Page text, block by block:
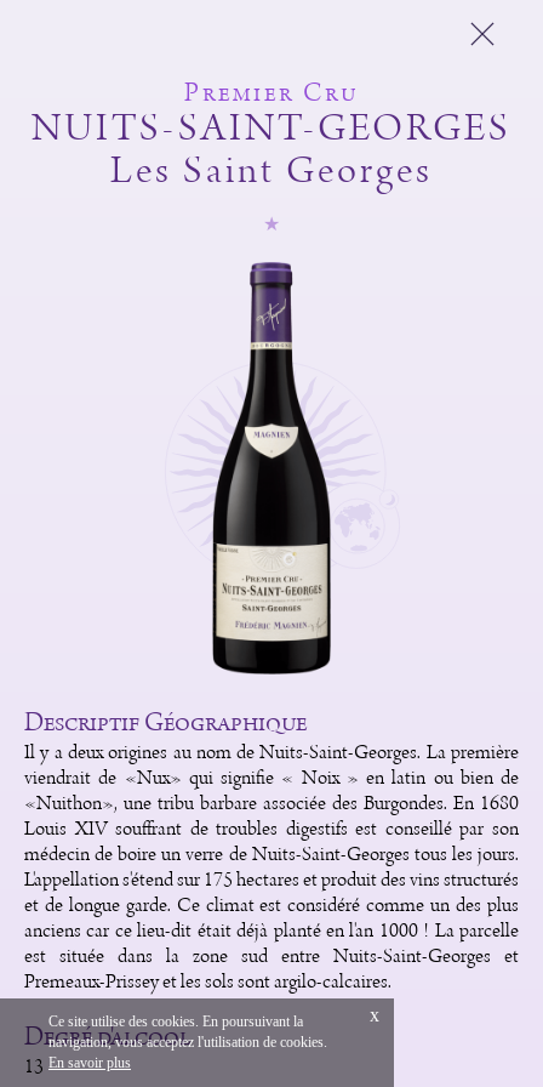
Domaine Michel
Magnien
L'esprit du domaine
English
Premier Cru
NUITS-SAINT-GEORGES
Les Saint Georges
Descriptif Géographique
Il y a deux origines au nom de Nuits-Saint-Georges. La première
viendrait de «Nux» qui signifie « Noix » en latin ou bien de
«Nuithon», une tribu barbare associée des Burgondes. En 1680
Louis XIV souffrant de troubles digestifs est conseillé par son
médecin de boire un verre de Nuits-Saint-Georges tous les jours.
L'appellation s'étend sur 175 hectares et produit des vins structurés
et de longue garde. Ce climat est considéré comme un des plus
anciens car ce lieu-dit était déjà planté en l'an 1000 ! La parcelle
est située dans la zone sud entre Nuits-Saint-Georges et
Premeaux-Prissey et les sols sont argilo-calcaires.
Degré d'alcool
13
Ce site utilise des cookies. En poursuivant la
navigation, vous acceptez l'utilisation de cookies.
En savoir plus
x